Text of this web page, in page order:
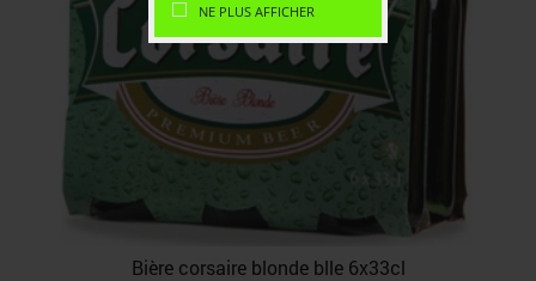
NE PLUS AFFICHER
Bière corsaire blonde blle 6x33cl